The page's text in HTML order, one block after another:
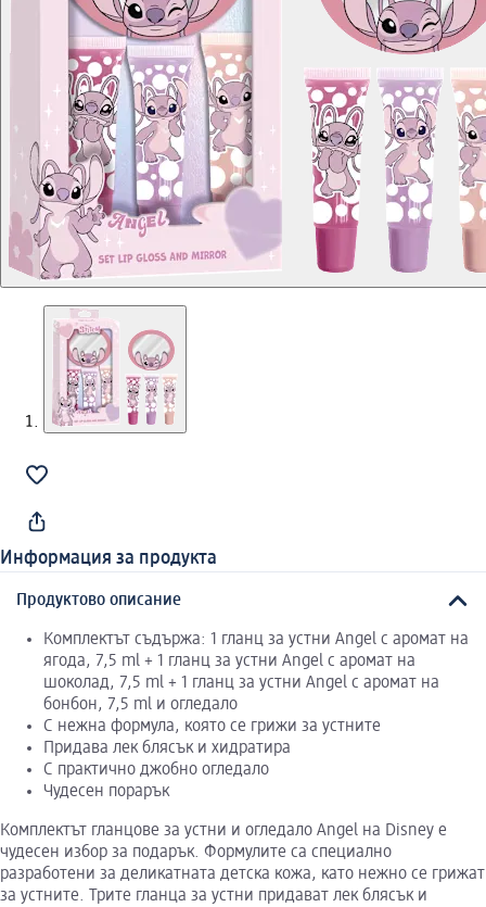
Информация за продукта
Продуктово описание
Комплектът съдържа: 1 гланц за устни Angel с аромат на
ягода, 7,5 ml + 1 гланц за устни Angel с аромат на
шоколад, 7,5 ml + 1 гланц за устни Angel с аромат на
бонбон, 7,5 ml и огледало
С нежна формула, която се грижи за устните
Придава лек блясък и хидратира
С практично джобно огледало
Чудесен порарък
Комплектът гланцове за устни и огледало Angel на Disney е
чудесен избор за подарък. Формулите са специално
разработени за деликатната детска кожа, като нежно се грижат
за устните. Трите гланца за устни придават лек блясък и